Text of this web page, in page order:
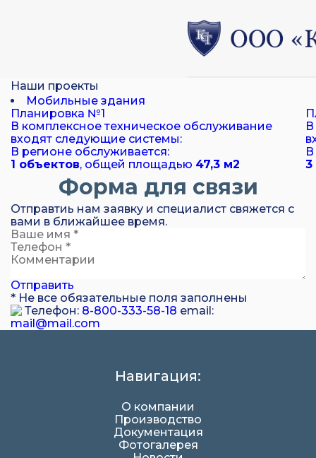
Наши проекты
Мобильные здания
Планировка №1
В комплексное техническое обслуживание
входят следующие системы:
В регионе обслуживается:
1 объектов, общей площадью 47,3 м2
В
3
Форма для связи
Отправтиь нам заявку и специалист свяжется с
вами в ближайшее время.
Отправить
* Не все обязательные поля заполнены
Телефон: 8-800-333-58-18 email:
mail@mail.com
Навигация:
О компании
Производство
Документация
Фотогалерея